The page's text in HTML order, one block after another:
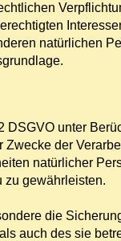
natürlichen
DSGVO unter
Zwecke der
natürlicher
zu gewährleisten.
die
auch des sie